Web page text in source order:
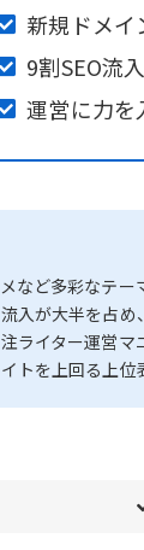
新規ドメイ
9割SEO流
運営に力を
など多彩なテー
入が大半を占め
ライター運営マ
トを上回る上位